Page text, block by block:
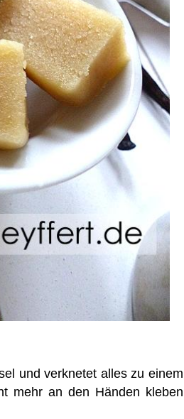
und verknetet alles zu einem
mehr an den Händen kleben